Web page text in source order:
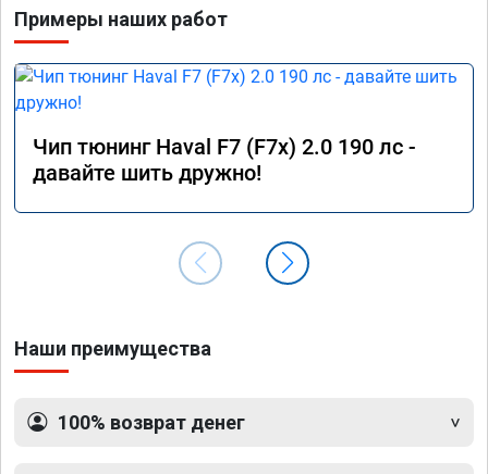
Примеры наших работ
Чип тюнинг Haval F7 (F7x) 2.0 190 лс -
давайте шить дружно!
Наши преимущества
100% возврат денег